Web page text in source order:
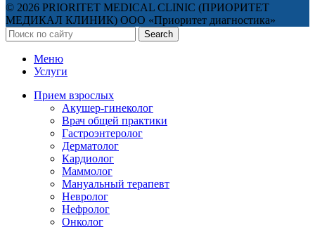
© 2026 PRIORITET MEDICAL CLINIC (ПРИОРИТЕТ
МЕДИКАЛ КЛИНИК) ООО «Приоритет диагностика»
Search
Меню
Услуги
Прием взрослых
Акушер-гинеколог
Врач общей практики
Гастроэнтеролог
Дерматолог
Кардиолог
Маммолог
Мануальный терапевт
Невролог
Нефролог
Онколог